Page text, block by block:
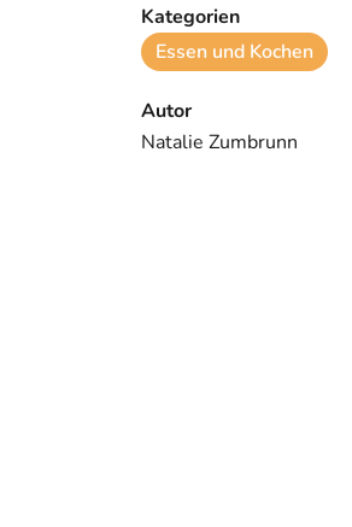
Kategorien
Essen und Kochen
Autor
Natalie Zumbrunn